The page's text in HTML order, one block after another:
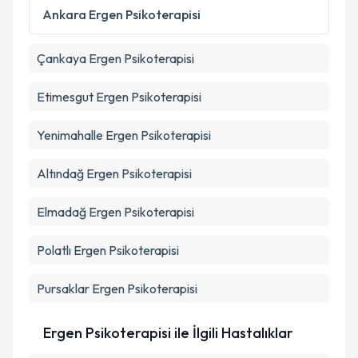
Metni
'ni okudum ve kişisel verilerimin belirtilen
kapsamda işlenmesini kabul ediyorum.
Ankara Ergen Psikoterapisi
Çankaya Ergen Psikoterapisi
Etimesgut Ergen Psikoterapisi
Yenimahalle Ergen Psikoterapisi
Altındağ Ergen Psikoterapisi
Elmadağ Ergen Psikoterapisi
Polatlı Ergen Psikoterapisi
Pursaklar Ergen Psikoterapisi
Ergen Psikoterapisi ile İlgili Hastalıklar